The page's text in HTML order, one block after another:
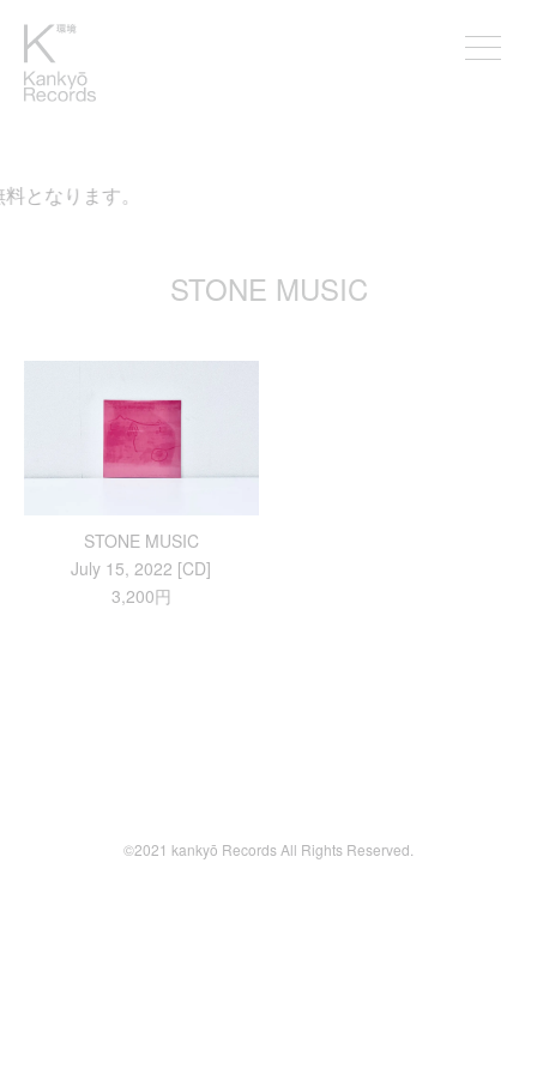
となります。
STONE MUSIC
STONE MUSIC
July 15, 2022 [CD]
3,200円
©2021 kankyō Records All Rights Reserved.